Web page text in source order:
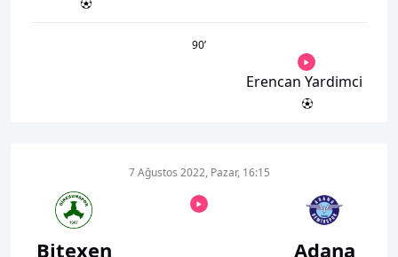
90’
Erencan Yardimci
Bitexen
7 Ağustos 2022, Pazar, 16:15
Adana